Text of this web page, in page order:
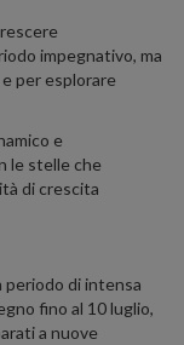
impegnativo, ma
per esplorare
e
le stelle che
di crescita
periodo di intensa
fino al 10 luglio,
a nuove